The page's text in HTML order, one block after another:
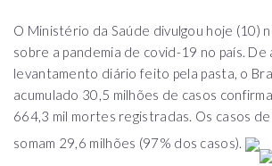
O Ministério da Saúde divulgou hoje (10)
sobre a pandemia de covid-19 no país. De
levantamento diário feito pela pasta, o
acumulado 30,5 milhões de casos
664,3 mil mortes registradas. Os casos
somam 29,6 milhões (97% dos casos).